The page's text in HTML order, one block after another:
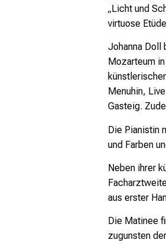
„Licht und
virtuose
Johanna Doll
Mozarteum
Menuhin,
Gasteig.
Die Pianistin
und Farben
Neben ihrer
aus erster
Die Matinee
zugunsten